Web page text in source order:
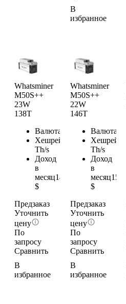
В
избранное
Whatsminer
M50S++
23W
138T
Валюта
Хешрейт
Th/s
Доход
в
месяц144.9
$
Предзаказ
Уточнить
цену
По
запросу
Сравнить
В
избранное
Whatsminer
M50S++
22W
146T
Валюта
Хешрейт
Th/s
Доход
в
месяц153.3
$
Предзаказ
Уточнить
цену
По
запросу
Сравнить
В
избранное